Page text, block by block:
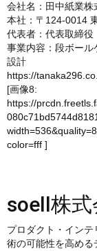
会社名：田中紙業株
本社：〒124-0014
代表者：代表取締
事業内容：段ボー
設計
https://
[画像8:
https://
color=fff ]
soell株
プロダクト・イン
術の可能性を高め